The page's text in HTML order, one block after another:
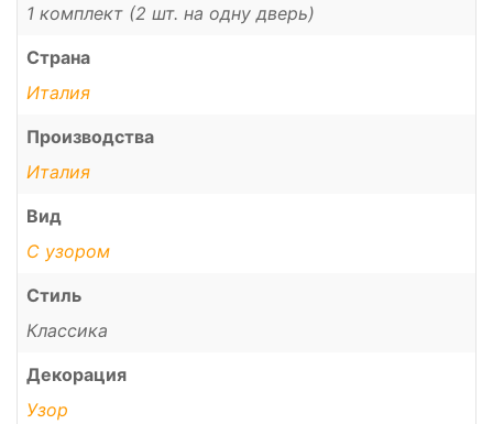
1 комплект (2 шт. на одну дверь)
Страна
Италия
Производства
Италия
Вид
С узором
Стиль
Классика
Декорация
Узор